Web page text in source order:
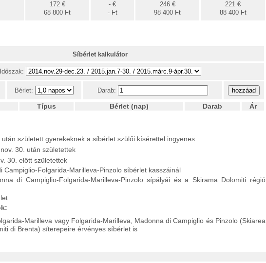
172 €
68 800 Ft
- €
- Ft
246 €
98 400 Ft
221 €
88 400 Ft
Síbérlet kalkulátor
Időszak:
Bérlet: Darab:
Típus Bérlet (nap) Darab Ár
született gyerekeknek a síbérlet szülői kísérettel ingyenes
30. után születettek
30. előtt születettek
Campiglio-Folgarida-Marilleva-Pinzolo síbérlet kasszáinál
di Campiglio-Folgarida-Marilleva-Pinzolo sípályái és a Skirama Dolomiti régió
Marilleva vagy Folgarida-Marilleva, Madonna di Campiglio és Pinzolo (Skiarea
di Brenta) síterepeire érvényes síbérlet is